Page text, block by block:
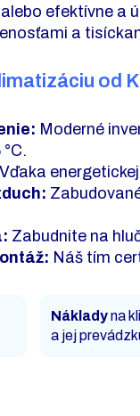
efektívne a
a
od
Moderné
Vďaka
Zabudnite na
Náš tím
Nákladyna
a jej